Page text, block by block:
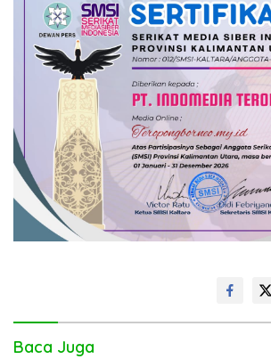
Baca Juga